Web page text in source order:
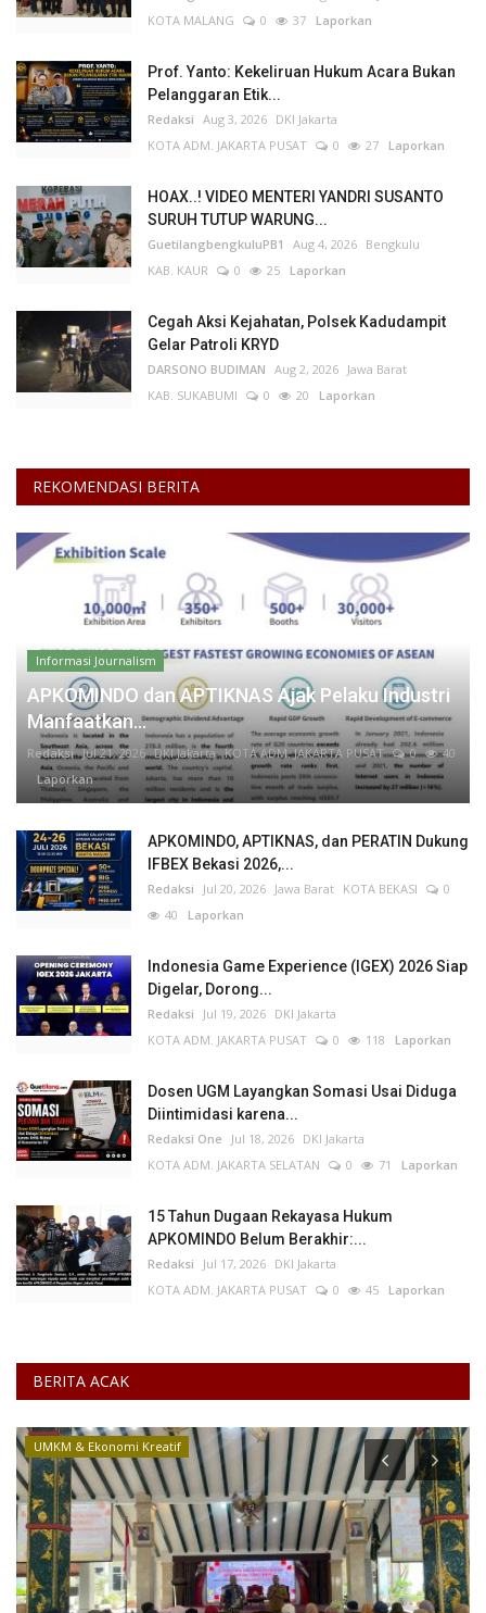
KOTA MALANG
0 37 Laporkan
Prof. Yanto: Kekeliruan Hukum Acara Bukan
Pelanggaran Etik...
Redaksi Aug 3, 2026 DKI Jakarta
KOTA ADM. JAKARTA PUSAT
0 27 Laporkan
HOAX..! VIDEO MENTERI YANDRI SUSANTO
SURUH TUTUP WARUNG...
GuetilangbengkuluPB1 Aug 4, 2026 Bengkulu
KAB. KAUR
0 25 Laporkan
Cegah Aksi Kejahatan, Polsek Kadudampit
Gelar Patroli KRYD
DARSONO BUDIMAN Aug 2, 2026 Jawa Barat
KAB. SUKABUMI
0 20 Laporkan
REKOMENDASI BERITA
Informasi Journalism
APKOMINDO dan APTIKNAS Ajak Pelaku Industri
Manfaatkan...
Redaksi Jul 21, 2026 DKI Jakarta KOTA ADM. JAKARTA PUSAT 0
40
Laporkan
APKOMINDO, APTIKNAS, dan PERATIN Dukung
IFBEX Bekasi 2026,...
Redaksi Jul 20, 2026 Jawa Barat KOTA BEKASI
0
40 Laporkan
Indonesia Game Experience (IGEX) 2026 Siap
Digelar, Dorong...
Redaksi Jul 19, 2026 DKI Jakarta
KOTA ADM. JAKARTA PUSAT
0 118 Laporkan
Dosen UGM Layangkan Somasi Usai Diduga
Diintimidasi karena...
Redaksi One Jul 18, 2026 DKI Jakarta
KOTA ADM. JAKARTA SELATAN
0 71 Laporkan
15 Tahun Dugaan Rekayasa Hukum
APKOMINDO Belum Berakhir:...
Redaksi Jul 17, 2026 DKI Jakarta
KOTA ADM. JAKARTA PUSAT
0 45 Laporkan
BERITA ACAK
UMKM & Ekonomi Kreatif